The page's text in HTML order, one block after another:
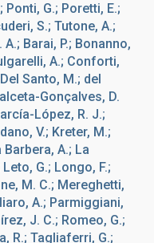
Ponti, G.; Poretti, E.;
S.; Tutone, A.;
Barai, P.; Bonanno,
A.; Conforti,
Santo, M.; del
Gonçalves, D.
López, R. J.;
V.; Kreter, M.;
A.; La
G.; Longo, F.;
M. C.; Mereghetti,
A.; Parmiggiani,
J. C.; Romeo, G.;
R.; Tagliaferri, G.;